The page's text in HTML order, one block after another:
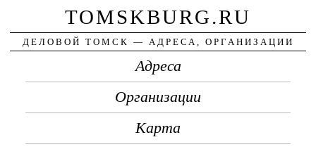
TOMSKBURG.RU
ДЕЛОВОЙ ТОМСК — АДРЕСА, ОРГАНИЗАЦИИ
Адреса
Организации
Карта